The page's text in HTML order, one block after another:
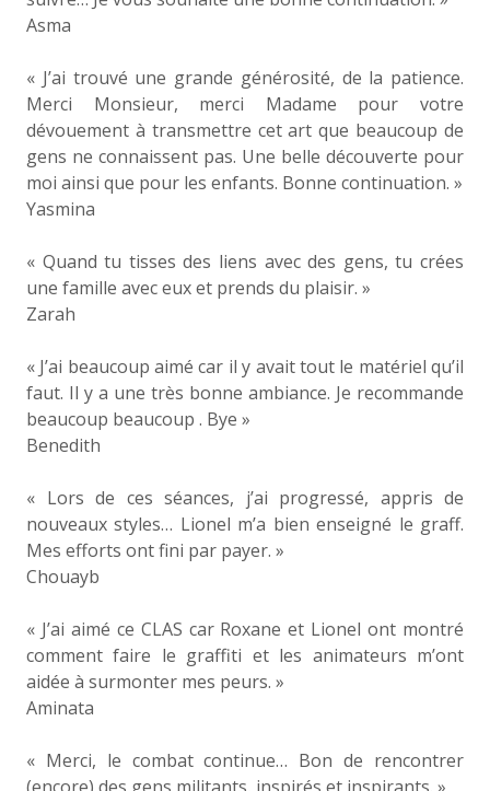
Asma
« J’ai trouvé une grande générosité, de la patience.
Merci Monsieur, merci Madame pour votre
dévouement à transmettre cet art que beaucoup de
gens ne connaissent pas. Une belle découverte pour
moi ainsi que pour les enfants. Bonne continuation. »
Yasmina
« Quand tu tisses des liens avec des gens, tu crées
une famille avec eux et prends du plaisir. »
Zarah
« J’ai beaucoup aimé car il y avait tout le matériel qu’il
faut. Il y a une très bonne ambiance. Je recommande
beaucoup beaucoup . Bye »
Benedith
« Lors de ces séances, j’ai progressé, appris de
nouveaux styles… Lionel m’a bien enseigné le graff.
Mes efforts ont fini par payer. »
Chouayb
« J’ai aimé ce CLAS car Roxane et Lionel ont montré
comment faire le graffiti et les animateurs m’ont
aidée à surmonter mes peurs. »
Aminata
« Merci, le combat continue… Bon de rencontrer